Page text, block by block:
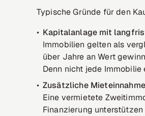
Typische Gründe für den
Kapitalanlage mit
Immobilien gelten als
über Jahre an Wert
Denn nicht jede
Zusätzliche
Eine vermietete
Finanzierung